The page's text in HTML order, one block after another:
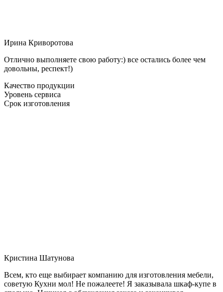
Ирина Криворотова
Отлично выполняете свою работу:) все остались более чем
довольны, респект!)
Качество продукции
Уровень сервиса
Срок изготовления
Кристина Шатунова
Всем, кто еще выбирает компанию для изготовления мебели,
советую Кухни мол! Не пожалеете! Я заказывала шкаф-купе в